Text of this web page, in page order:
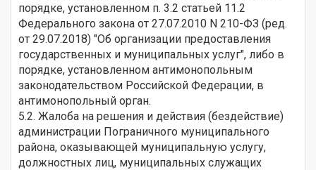
порядке, установленном п. 3.2 статьей 11.2
Федерального закона от 27.07.2010 N 210-ФЗ (ред.
от 29.07.2018) "Об организации предоставления
государственных и муниципальных услуг", либо в
порядке, установленном антимонопольным
законодательством Российской Федерации, в
антимонопольный орган.
5.2. Жалоба на решения и действия (бездействие)
администрации Пограничного муниципального
района, оказывающей муниципальную услугу,
должностных лиц, муниципальных служащих